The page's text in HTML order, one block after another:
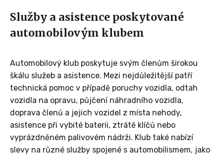
Služby a asistence poskytované
automobilovým klubem
Automobilový klub poskytuje svým členům širokou
škálu služeb a asistence. Mezi nejdůležitější patří
technická pomoc v případě poruchy vozidla, odtah
vozidla na opravu, půjčení náhradního vozidla,
doprava členů a jejich vozidel z místa nehody,
asistence při vybité baterii, ztrátě klíčů nebo
vyprázdněném palivovém nádrži. Klub také nabízí
slevy na různé služby spojené s automobilismem, jako